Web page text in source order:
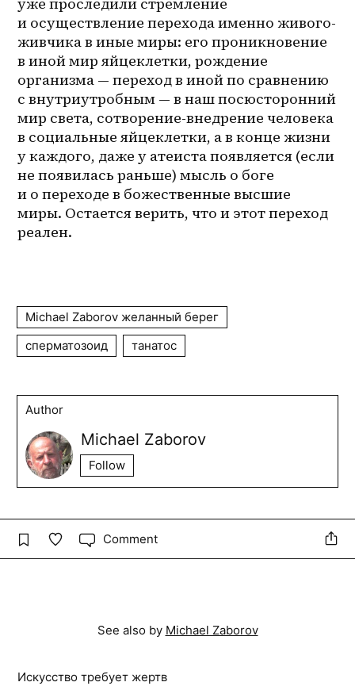
и осуществление перехода именно живого-
живчика в иные миры: его проникновение
в иной мир яйцеклетки, рождение
организма — переход в иной по сравнению
с внутриутробным — в наш посюсторонний
мир света, сотворение-внедрение человека
в социальные яйцеклетки, а в конце жизни
у каждого, даже у атеиста появляется (если
не появилась раньше) мысль о боге
и о переходе в божественные высшие
миры. Остается верить, что и этот переход
реален.
Michael Zaborov желанный берег
сперматозоид
танатос
Author
Michael Zaborov
Follow
Comment
See also by Michael Zaborov
Искусство требует жертв